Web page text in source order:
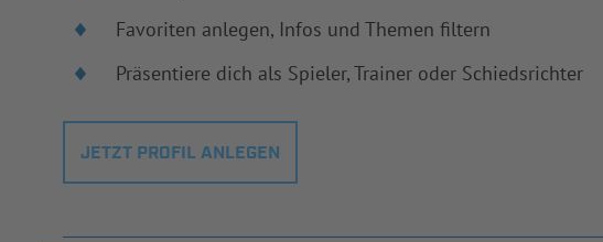
Favoriten anlegen, Infos und Themen filtern
Präsentiere dich als Spieler, Trainer oder Schiedsrichter
JETZT PROFIL ANLEGEN